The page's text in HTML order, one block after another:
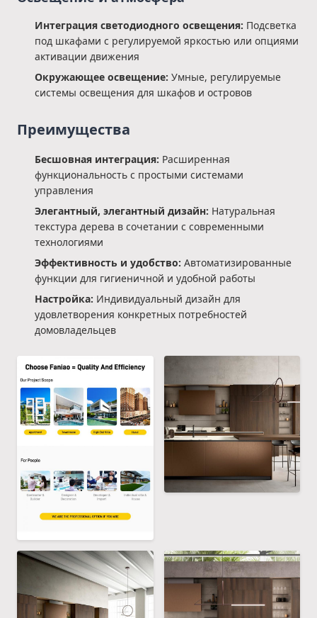
Интеграция светодиодного освещения: Подсветка
под шкафами с регулируемой яркостью или опциями
активации движения
Окружающее освещение: Умные, регулируемые
системы освещения для шкафов и островов
Преимущества
Бесшовная интеграция: Расширенная
функциональность с простыми системами
управления
Элегантный, элегантный дизайн: Натуральная
текстура дерева в сочетании с современными
технологиями
Эффективность и удобство: Автоматизированные
функции для гигиеничной и удобной работы
Настройка: Индивидуальный дизайн для
удовлетворения конкретных потребностей
домовладельцев